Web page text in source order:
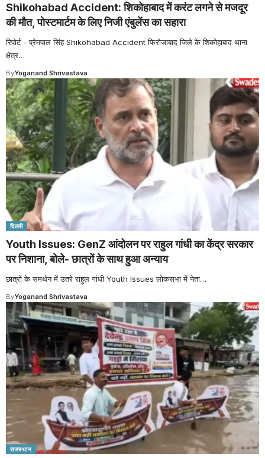
Shikohabad Accident: शिकोहाबाद में करंट लगने से मजदूर
की मौत, पोस्टमार्टम के लिए निजी एंबुलेंस का सहारा
रिपोर्ट - प्रेमपाल सिंह Shikohabad Accident फिरोजाबाद जिले के शिकोहाबाद थाना
क्षेत्र…
ByYoganand Shrivastava
दिल्ली
Youth Issues: GenZ आंदोलन पर राहुल गांधी का केंद्र सरकार
पर निशाना, बोले- छात्रों के साथ हुआ अन्याय
छात्रों के समर्थन में उतरे राहुल गांधी Youth Issues लोकसभा में नेता…
ByYoganand Shrivastava
राजस्थान